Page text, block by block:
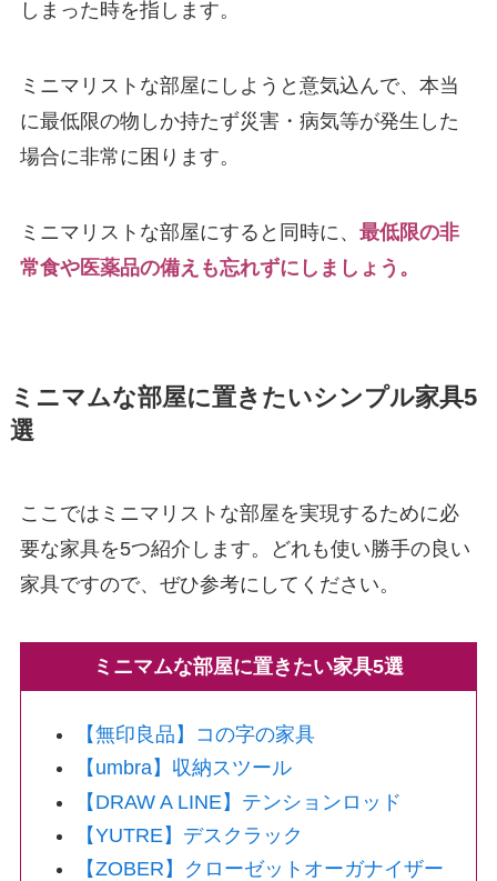
しまった時を指します。
ミニマリストな部屋にしようと意気込んで、本当
に最低限の物しか持たず災害・病気等が発生した
場合に非常に困ります。
ミニマリストな部屋にすると同時に、 最低限の非
常食や医薬品の備えも忘れずにしましょう。
ミニマムな部屋に置きたいシンプル家具5
選
ここではミニマリストな部屋を実現するために必
要な家具を5つ紹介します。どれも使い勝手の良い
家具ですので、ぜひ参考にしてください。
ミニマムな部屋に置きたい家具5選
【無印良品】コの字の家具
【umbra】収納スツール
【DRAW A LINE】テンションロッド
【YUTRE】デスクラック
【ZOBER】クローゼットオーガナイザー